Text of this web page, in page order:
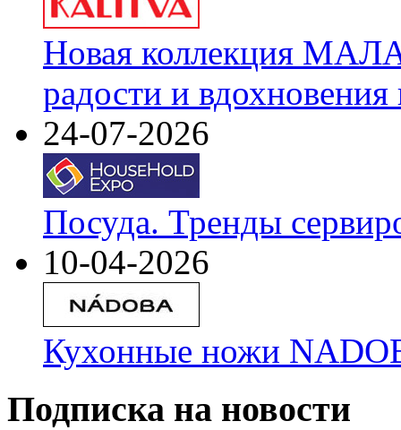
Новая коллекция
радости и
24-07-2026
Посуда. Тренды
10-04-2026
Кухонные ножи
Подписка на новости